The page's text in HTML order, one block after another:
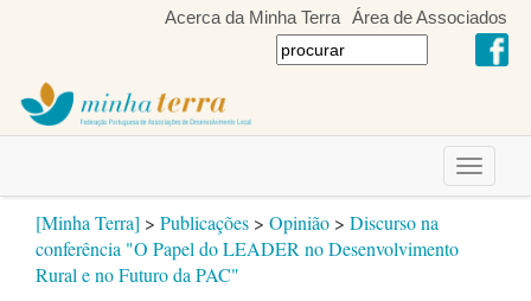
Acerca da Minha Terra Área de Associados
Toggle
[Minha Terra] > Publicações > Opinião > Discurso na
conferência "O Papel do LEADER no Desenvolvimento
Rural e no Futuro da PAC"